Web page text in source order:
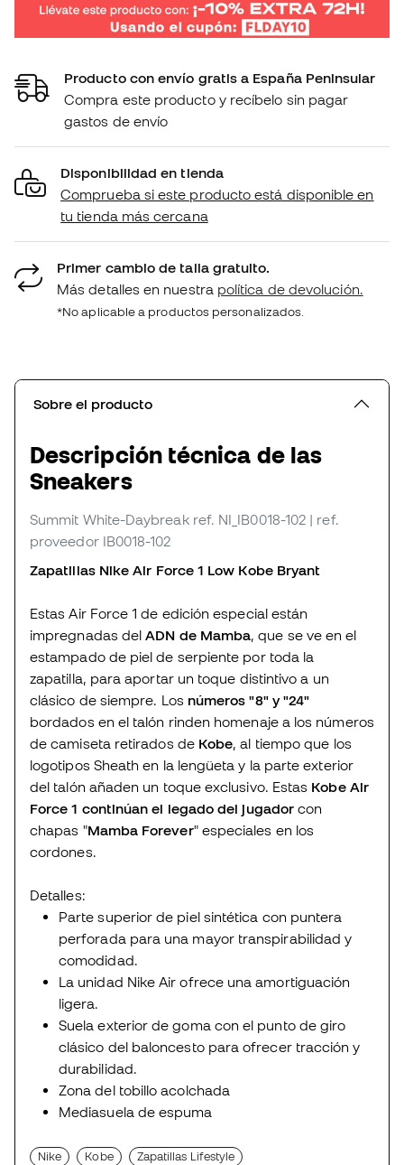
Producto con envío gratis a España Peninsular
Compra este producto y recíbelo sin pagar
gastos de envío
Disponibilidad en tienda
Comprueba si este producto está disponible en
tu tienda más cercana
Primer cambio de talla gratuito.
Más detalles en nuestra política de devolución.
*No aplicable a productos personalizados.
Sobre el producto
Descripción técnica de las
Sneakers
Summit White-Daybreak ref. NI_IB0018-102 | ref.
proveedor IB0018-102
Zapatillas Nike Air Force 1 Low Kobe Bryant
Estas Air Force 1 de edición especial están
impregnadas delADN de Mamba, que se ve en el
estampado de piel de serpiente por toda la
zapatilla, para aportar un toque distintivo a un
clásico de siempre. Los números "8" y "24"
bordados en el talón rinden homenaje a los números
de camiseta retirados de Kobe, al tiempo que los
logotipos Sheath en la lengüeta y la parte exterior
del talón añaden un toque exclusivo. Estas Kobe Air
Force 1 continúan el legado del jugador con
chapas "Mamba Forever" especiales en los
cordones.
Detalles:
Parte superior de piel sintética con puntera
perforada para una mayor transpirabilidad y
comodidad.
La unidad Nike Air ofrece una amortiguación
ligera.
Suela exterior de goma con el punto de giro
clásico del baloncesto para ofrecer tracción y
durabilidad.
Zona del tobillo acolchada
Mediasuela de espuma
Nike Kobe Zapatillas Lifestyle